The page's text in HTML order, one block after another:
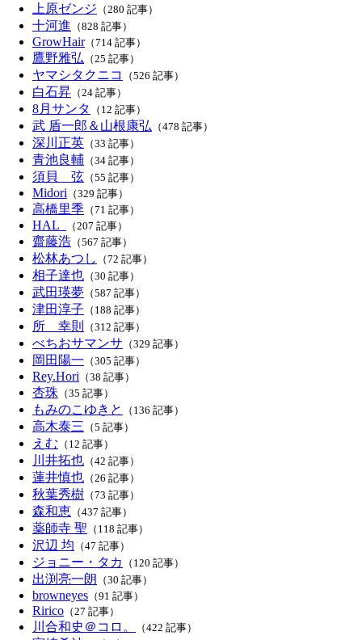
上原ゼンジ （280 記事）
十河進 （828 記事）
GrowHair（714 記事）
鷹野雅弘 （25 記事）
ヤマシタクニコ （526 記事）
白石昇 （24 記事）
8月サンタ （12 記事）
武 盾一郎＆山根康弘 （478 記事）
深川正英 （33 記事）
青池良輔 （34 記事）
須貝 弦 （55 記事）
Midori （329 記事）
高橋里季 （71 記事）
HAL_ （207 記事）
齋藤浩 （567 記事）
松林あつし （72 記事）
相子達也 （30 記事）
武田瑛夢 （587 記事）
津田淳子 （188 記事）
所 幸則 （312 記事）
べちおサマンサ （329 記事）
岡田陽一 （305 記事）
Rey.Hori （38 記事）
杏珠 （35 記事）
もみのこゆきと （136 記事）
高木泰三 （5 記事）
えむ （12 記事）
川井拓也 （42 記事）
蓮井慎也 （26 記事）
秋葉秀樹 （73 記事）
森和恵 （437 記事）
薬師寺 聖 （118 記事）
沢辺 均 （47 記事）
ジョニー・タカ （120 記事）
出渕亮一朗 （30 記事）
browneyes （91 記事）
Ririco （27 記事）
川合和史＠コロ。 （422 記事）